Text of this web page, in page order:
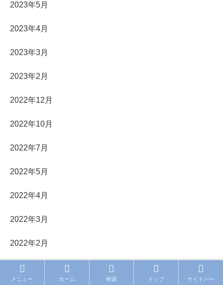
2023年5月
2023年4月
2023年3月
2023年2月
2022年12月
2022年10月
2022年7月
2022年5月
2022年4月
2022年3月
2022年2月
2022年1月
メニュー ホーム 検索 トップ サイドバー